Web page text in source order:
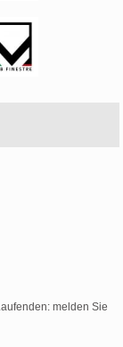
melden Sie